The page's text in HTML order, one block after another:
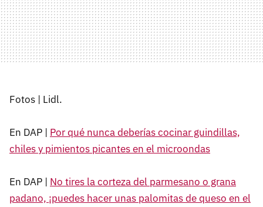
Fotos | Lidl.
En DAP | Por qué nunca deberías cocinar guindillas,
chiles y pimientos picantes en el microondas
En DAP | No tires la corteza del parmesano o grana
padano, ¡puedes hacer unas palomitas de queso en el